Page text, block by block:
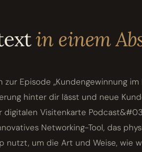
in einem
zur Episode „Kundengewinnung
hinter dir lässt und neue
digitalen Visitenkarte
Networking-Tool, das
nutzt, um die Art und Weise, wie